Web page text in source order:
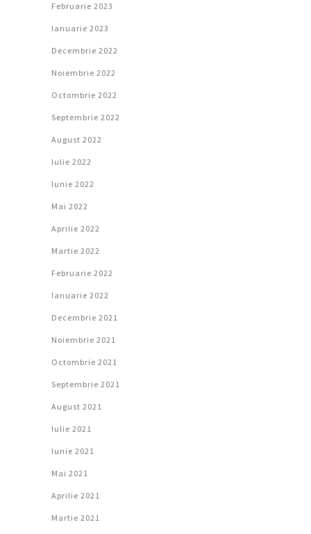
Februarie 2023
Ianuarie 2023
Decembrie 2022
Noiembrie 2022
Octombrie 2022
Septembrie 2022
August 2022
Iulie 2022
Iunie 2022
Mai 2022
Aprilie 2022
Martie 2022
Februarie 2022
Ianuarie 2022
Decembrie 2021
Noiembrie 2021
Octombrie 2021
Septembrie 2021
August 2021
Iulie 2021
Iunie 2021
Mai 2021
Aprilie 2021
Martie 2021